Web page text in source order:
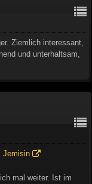
Ziemlich interessant,
und unterhaltsam,
Jemisin
mal weiter. Ist im